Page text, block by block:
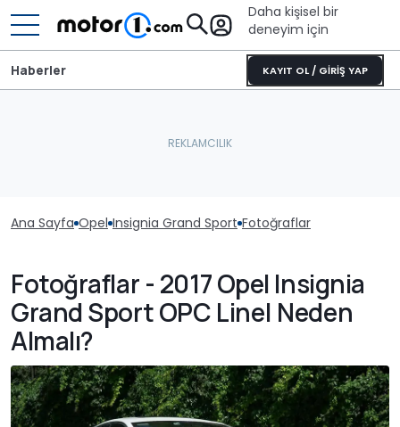
Daha kişisel bir
deneyim için
KAYIT OL / GİRİŞ YAP
Haberler
Ana Sayfa Opel Insignia Grand Sport Fotoğraflar
Fotoğraflar - 2017 Opel Insignia
Grand Sport OPC Line| Neden
Almalı?